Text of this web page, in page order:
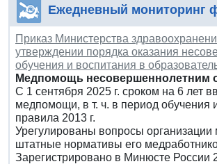
Ежедневный мониторинг
Приказ Министерства
утверждении порядка оказания
обучения и воспитания в
Медпомощь несовершеннолетним
С 1 сентября 2025 г. сроком на 6 лет
медпомощи, в т. ч. в период обучения
правила 2013 г.
Урегулированы вопросы
штатные нормативы его
Зарегистрировано в Минюсте